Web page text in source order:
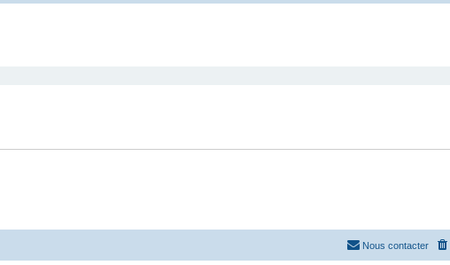
Nous contacter